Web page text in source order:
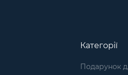
Категорії
Подарунок